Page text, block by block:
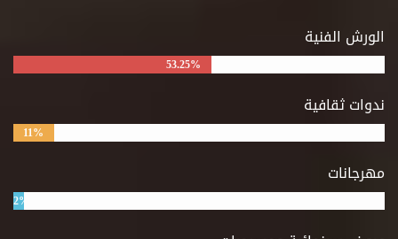
الورش الفنية
53.25%
ندوات ثقافية
11%
مهرجانات
2%